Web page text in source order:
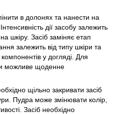
в долонях та нанести на
дії засобу залежить
на шкіру. Засіб заміняє етап
залежить від типу шкіри та
у догляді. Для
можливе щоденне
щільно закривати засіб
Пудра може змінювати колір,
Засіб необхідно